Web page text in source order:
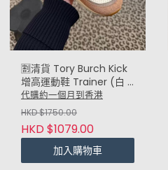
🈹️清貨 Tory Burch Kick
增高運動鞋 Trainer (白 x
蓮藕粉 Mauve)
代購約一個月到香港
HKD $1750.00
HKD $1079.00
加入購物車